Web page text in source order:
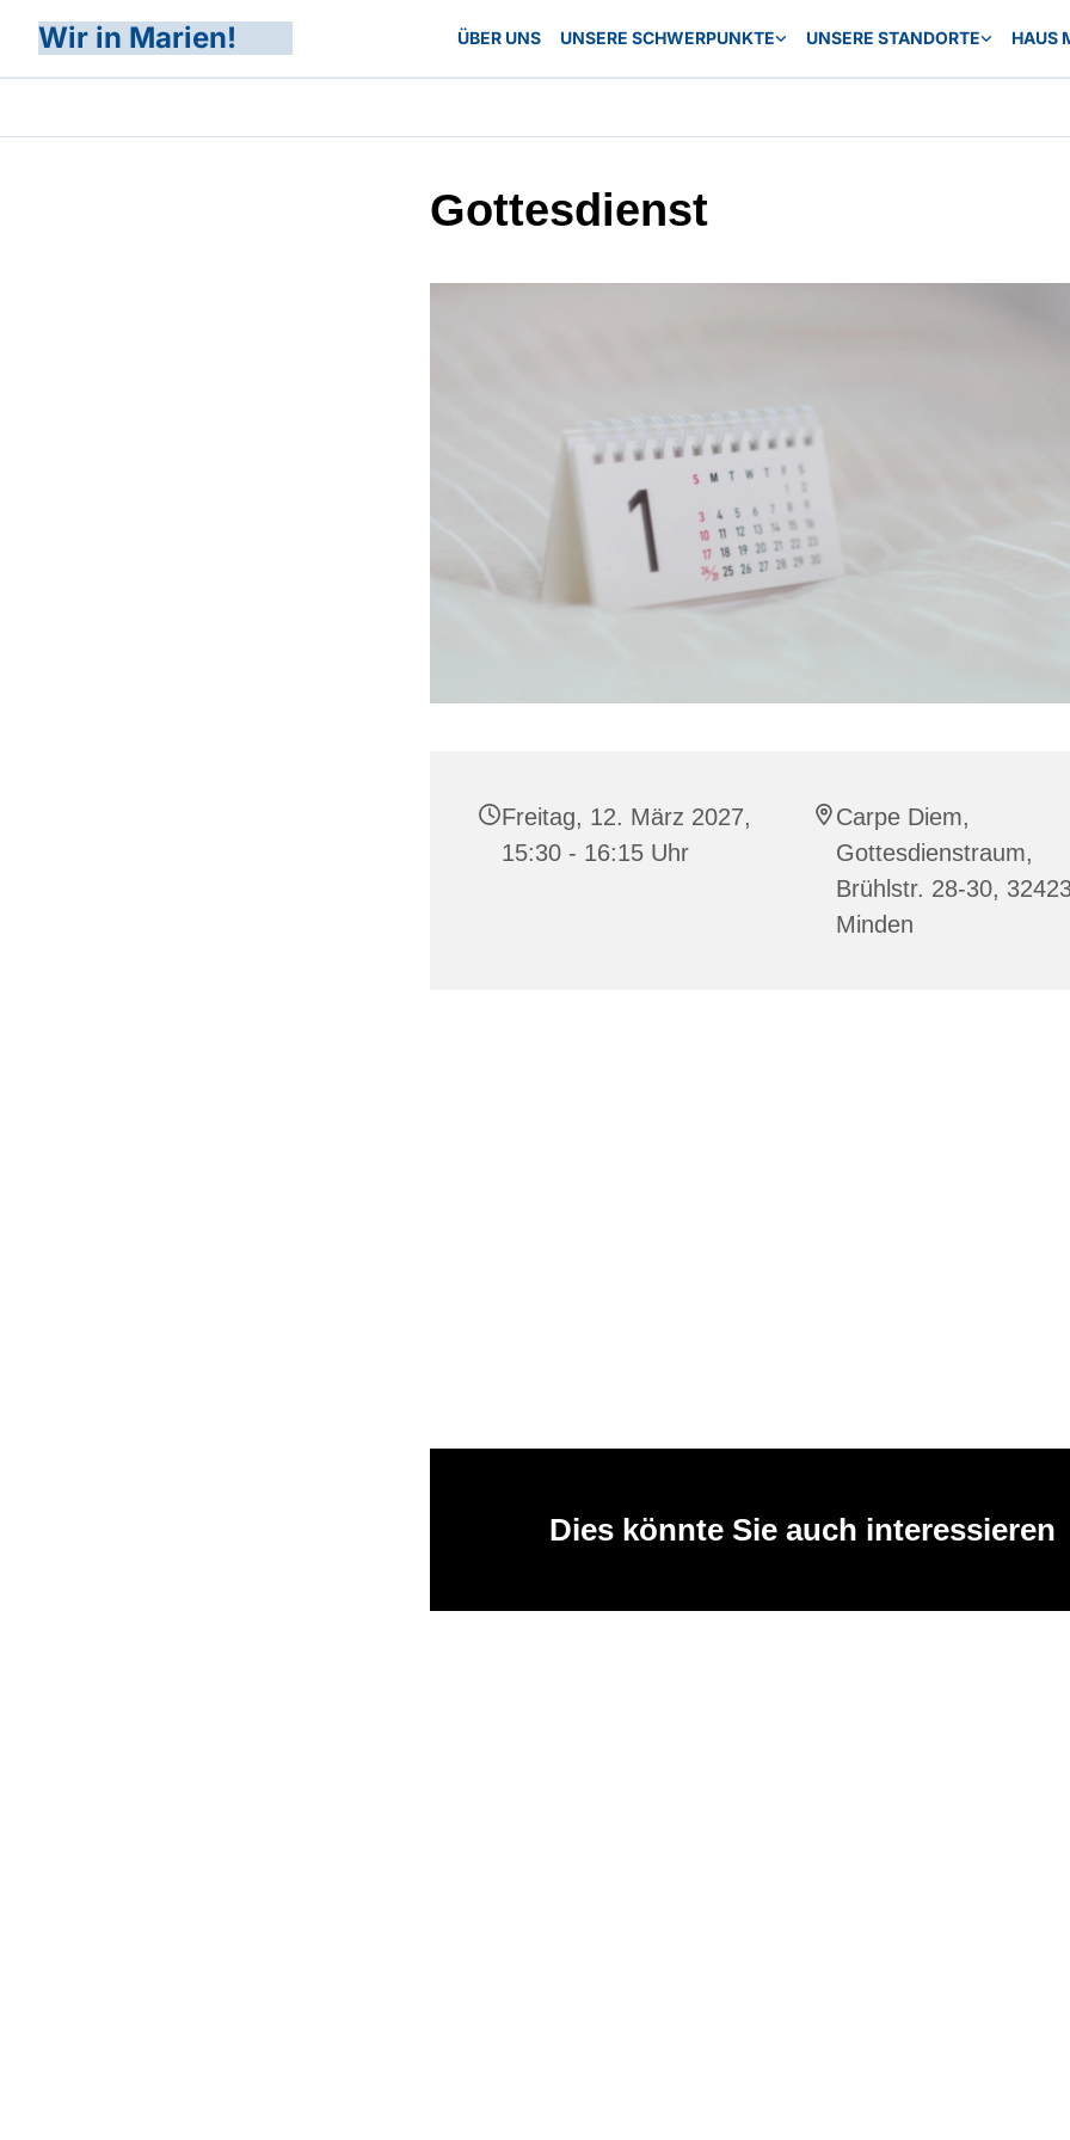
Wir in Marien! ÜBER UNS UNSERE SCHWERPUNKTE UNSERE STANDORTE HAUS
Gottesdienst
Freitag, 12. März 2027,
15:30 - 16:15 Uhr
Carpe Diem,
Gottesdienstraum,
Brühlstr. 28-30,
Minden
Dies könnte Sie auch interessieren